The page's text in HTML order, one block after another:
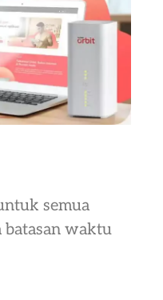
semua
batasan waktu